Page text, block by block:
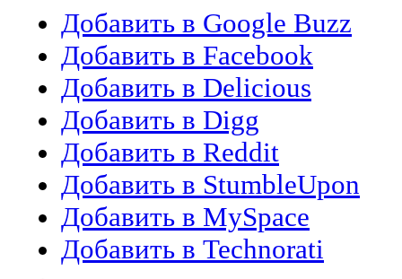
Добавить в Google Buzz
Добавить в Facebook
Добавить в Delicious
Добавить в Digg
Добавить в Reddit
Добавить в StumbleUpon
Добавить в MySpace
Добавить в Technorati